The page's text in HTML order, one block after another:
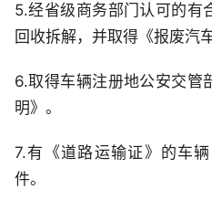
5.经省级商务部门认可的有
回收拆解，并取得《报废汽
6.取得车辆注册地公安交管
明》。
7.有《道路运输证》的车
件。